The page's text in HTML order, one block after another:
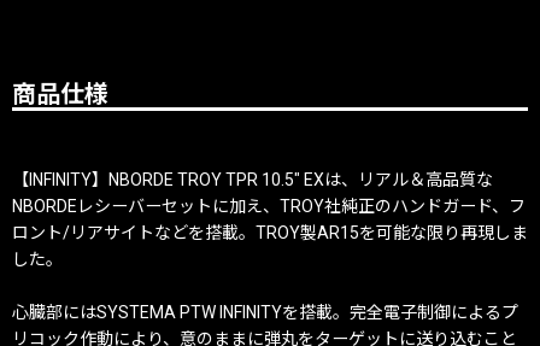
商品仕様
【INFINITY】NBORDE TROY TPR 10.5" EXは、リアル＆高品質な
NBORDEレシーバーセットに加え、TROY社純正のハンドガード、フ
ロント/リアサイトなどを搭載。TROY製AR15を可能な限り再現しま
した。
心臓部にはSYSTEMA PTW INFINITYを搭載。完全電子制御によるプ
リコック作動により、意のままに弾丸をターゲットに送り込むこと